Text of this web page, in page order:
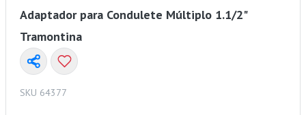
Adaptador para Condulete Múltiplo 1.1/2"
Tramontina
SKU 64377